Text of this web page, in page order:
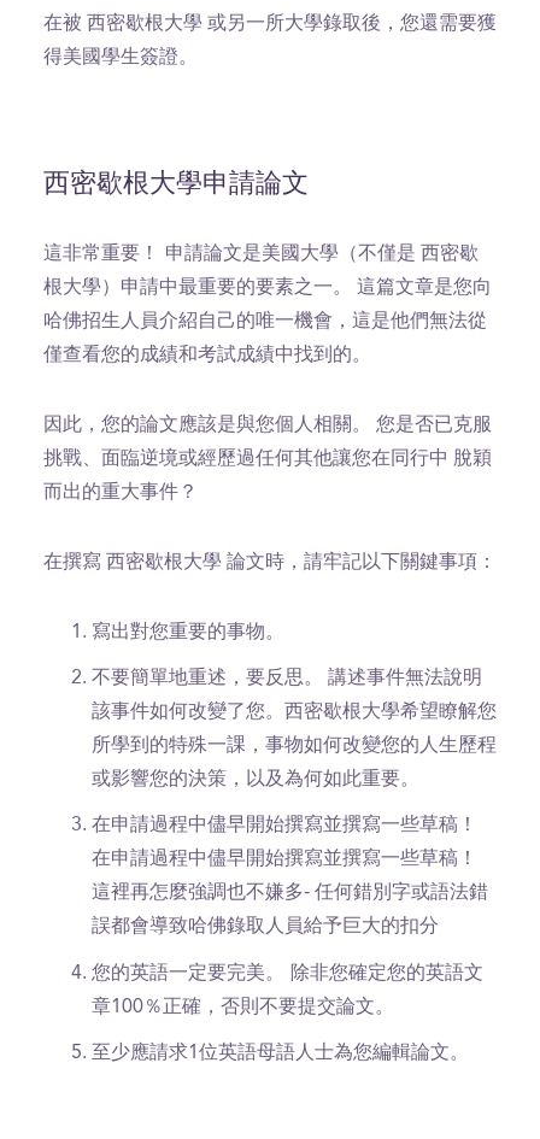
在被 西密歇根大學 或另一所大學錄取後，您還需要獲
得美國學生簽證。
西密歇根大學申請論文
這非常重要！
申請論文是美國大學（不僅是 西密歇
根大學）申請中最重要的要素之一。 這篇文章是您向
哈佛招生人員介紹自己的唯一機會，這是他們無法從
僅查看您的成績和考試成績中找到的。
因此，您的論文應該是與您個人相關。 您是否已克服
挑戰、面臨逆境或經歷過任何其他讓您在同行中 脫穎
而出的重大事件？
在撰寫 西密歇根大學 論文時，請牢記以下關鍵事項：
寫出對您重要的事物。
不要簡單地重述，要反思。 講述事件無法說明
該事件如何改變了您。西密歇根大學希望瞭解您
所學到的特殊一課，事物如何改變您的人生歷程
或影響您的決策，以及為何如此重要。
在申請過程中儘早開始撰寫並撰寫一些草稿！
在申請過程中儘早開始撰寫並撰寫一些草稿！
這裡再怎麼強調也不嫌多- 任何錯別字或語法錯
誤都會導致哈佛錄取人員給予巨大的扣分
您的英語一定要完美。
除非您確定您的英語文
章100％正確，否則不要提交論文。
至少應請求1位英語母語人士為您編輯論文。